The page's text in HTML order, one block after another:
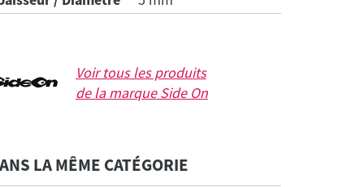
Voir tous les produits
de la marqueSide On
LA MÊME CATÉGORIE